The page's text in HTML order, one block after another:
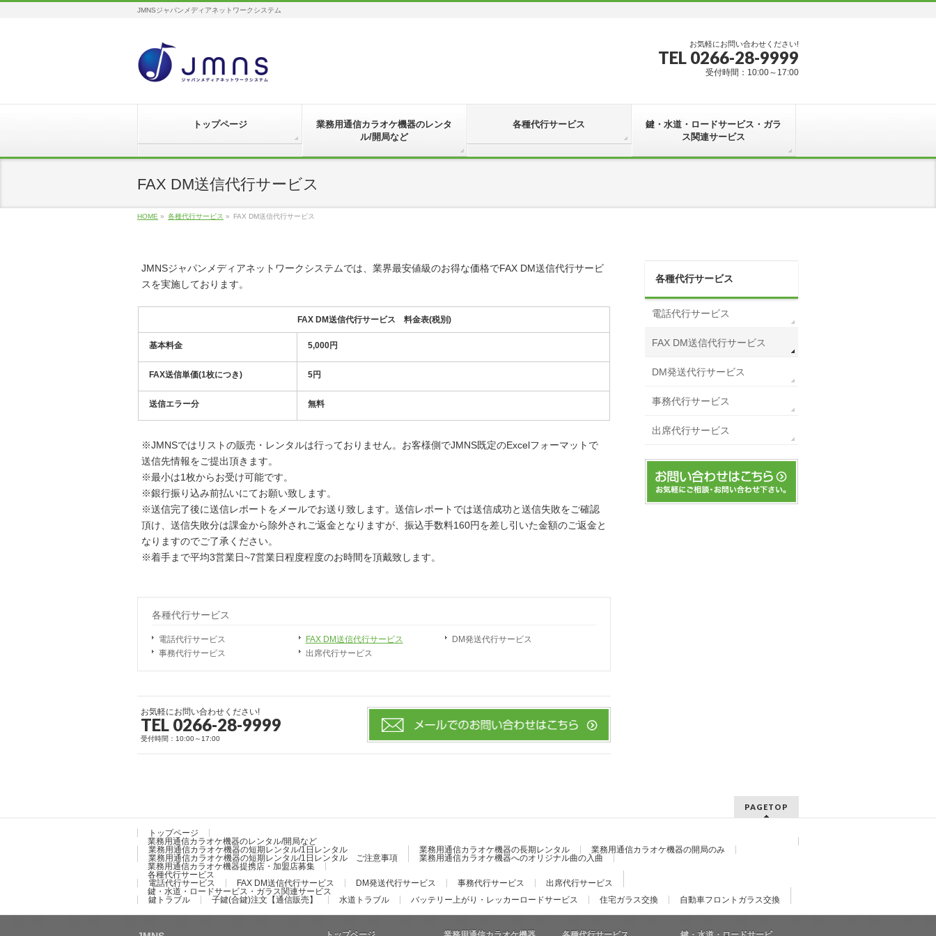
JMNSジャパンメディアネットワークシステム
お気軽にお問い合わせください!
TEL 0266-28-9999
受付時間：10:00～17:00
トップページ
業務用通信カラオケ機器のレンタ
ル/開局など
各種代行サービス
鍵・水道・ロードサービス・ガラ
ス関連サービス
FAX DM送信代行サービス
HOME » 各種代行サービス » FAX DM送信代行サービス
JMNSジャパンメディアネットワークシステムでは、業界最安値級のお得な価格でFAX DM送信代行サービ
スを実施しております。
FAX DM送信代行サービス 料金表(税別)
基本料金 5,000円
FAX送信単価(1枚につき) 5円
送信エラー分 無料
※JMNSではリストの販売・レンタルは行っておりません。お客様側でJMNS既定のExcelフォーマットで
送信先情報をご提出頂きます。
※最小は1枚からお受け可能です。
※銀行振り込み前払いにてお願い致します。
※送信完了後に送信レポートをメールでお送り致します。送信レポートでは送信成功と送信失敗をご確認
頂け、送信失敗分は課金から除外されご返金となりますが、振込手数料160円を差し引いた金額のご返金と
なりますのでご了承ください。
※着手まで平均3営業日~7営業日程度程度のお時間を頂戴致します。
各種代行サービス
電話代行サービス FAX DM送信代行サービス
DM発送代行サービス
事務代行サービス
出席代行サービス
お気軽にお問い合わせください!
TEL 0266-28-9999
受付時間：10:00～17:00
各種代行サービス
電話代行サービス
FAX DM送信代行サービス
DM発送代行サービス
事務代行サービス
出席代行サービス
PAGETOP
トップページ
業務用通信カラオケ機器のレンタル/開局など
業務用通信カラオケ機器の短期レンタル/1日レンタル
業務用通信カラオケ機器の短期レンタル/1日レンタル ご注意事項
業務用通信カラオケ機器の長期レンタル
業務用通信カラオケ機器の開局のみ
業務用通信カラオケ機器へのオリジナル曲の入曲
業務用通信カラオケ機器提携店・加盟店募集
各種代行サービス
電話代行サービス
FAX DM送信代行サービス DM発送代行サービス 事務代行サービス
出席代行サービス
鍵・水道・ロードサービス・ガラス関連サービス
鍵トラブル
子鍵(合鍵)注文【通信販売】 水道トラブル バッテリー上がり・レッカーロードサービス 住宅ガラス交換 自動車フロントガラス交換